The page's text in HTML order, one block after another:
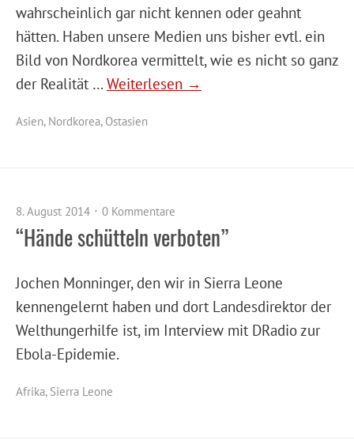
wahrscheinlich gar nicht kennen oder geahnt
hätten. Haben unsere Medien uns bisher evtl. ein
Bild von Nordkorea vermittelt, wie es nicht so ganz
der Realität … Weiterlesen →
Asien, Nordkorea, Ostasien
8. August 2014 0 Kommentare
“Hände schütteln verboten”
Jochen Monninger, den wir in Sierra Leone
kennengelernt haben und dort Landesdirektor der
Welthungerhilfe ist, im Interview mit DRadio zur
Ebola-Epidemie.
Afrika, Sierra Leone